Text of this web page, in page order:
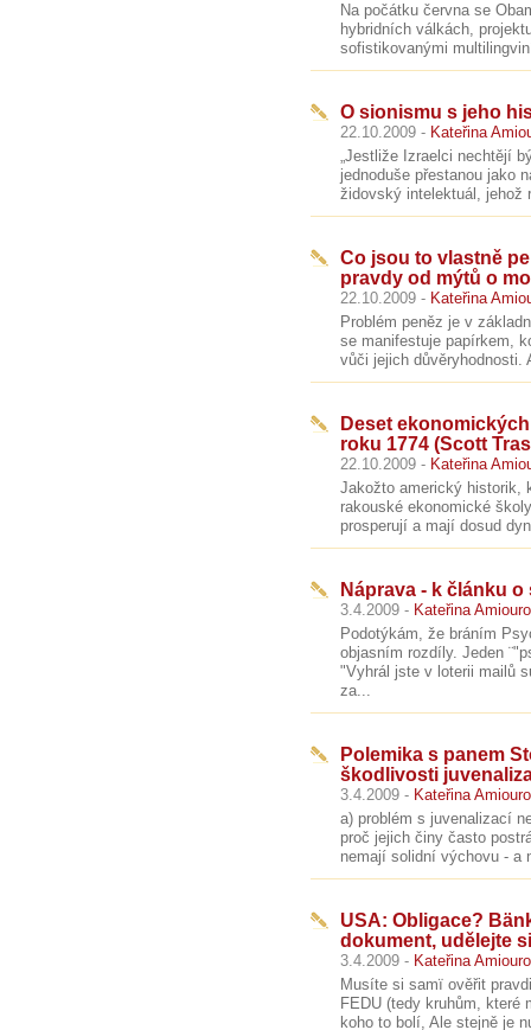
Na počátku června se
hybridních válkách,
sofistikovanými
O sionismu s jeho
22.10.2009 - Kateřina
„Jestliže Izraelci nechtějí
jednoduše přestanou jako
židovský intelektuál, jehož
Co jsou to vlastně
pravdy od mýtů o
22.10.2009 - Kateřina
Problém peněz je v
se manifestuje papírkem,
vůči jejich důvěryhodnosti.
Deset
roku 1774 (Scott
22.10.2009 - Kateřina
Jakožto americký historik,
rakouské ekonomické
prosperují a mají dosud
Náprava - k článku
3.4.2009 - Kateřina
Podotýkám, že bráním
objasním rozdíly. Jeden
"Vyhrál jste v loterii mailů
za...
Polemika s panem
škodlivosti
3.4.2009 - Kateřina
a) problém s juvenalizací
proč jejich činy často
nemají solidní výchovu - a
USA: Obligace?
dokument, udělejte
3.4.2009 - Kateřina
Musíte si samï ověřit
FEDU (tedy kruhům, které
koho to bolí, Ale stejně je